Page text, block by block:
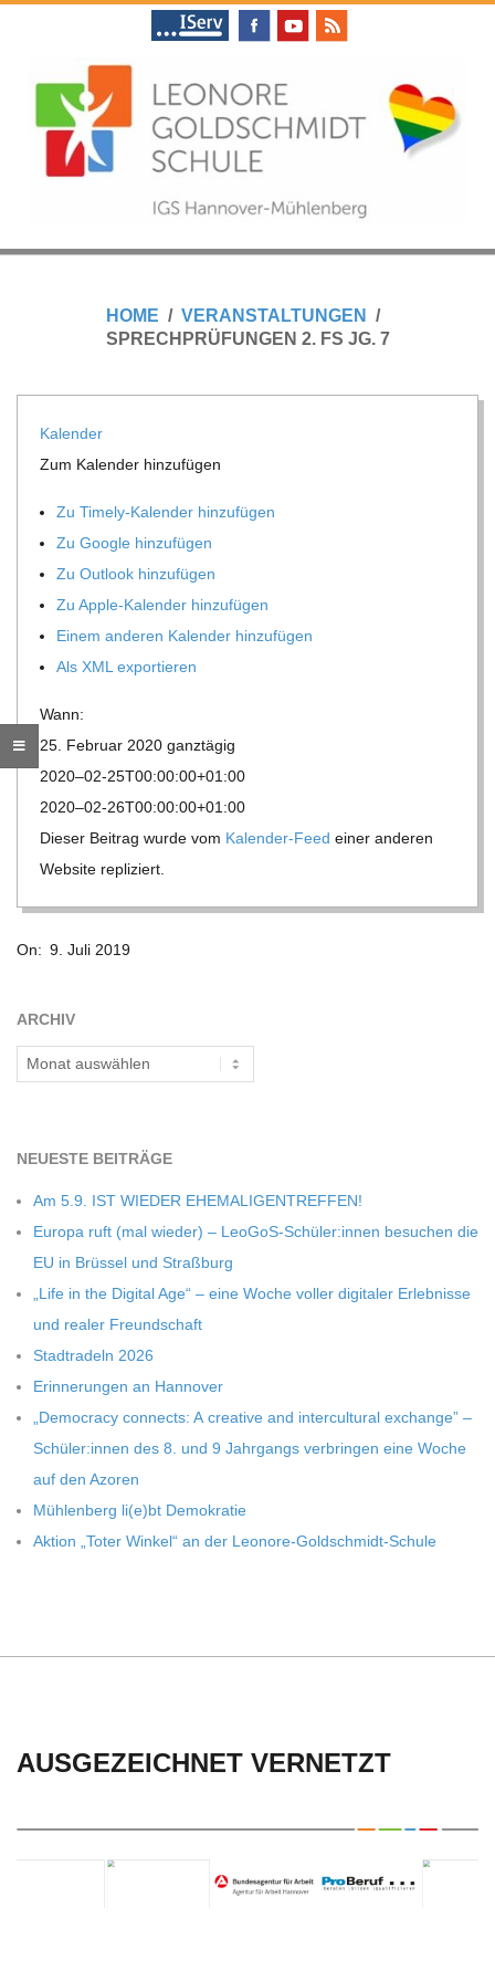
L
N
O
R
E
G
O
L
D
S
C
H
M
I
D
T
-
S
C
H
E
HOME
VERANSTALTUNGEN
SPRECHPRÜFUNGEN 2. FS JG. 7
Kalen­der
Zum Kalen­der hinzufügen
Zu Timely-Kalen­der hinzufügen
Zu Google hinzufügen
Zu Out­look hinzufügen
Zu Apple-Kalen­der hinzufügen
Einem ande­ren Kalen­der hinzufügen
Als XML exportieren
Wann:
25. Februar 2020 ganz­tä­gig
2020–02-25T00:00:00+01:00
2020–02-26T00:00:00+01:00
Die­ser Bei­trag wurde vom Kalen­der-Feed einer ande­ren
Web­site repliziert.
07-
On: 9. Juli 2019
ARCHIV
Archiv
NEU­ESTE BEITRÄGE
Am 5.9. IST WIEDER EHEMALIGENTREFFEN!
Europa ruft (mal wie­der) – LeoGoS-Schüler:innen besu­chen die
EU in Brüs­sel und Straßburg
„Life in the Digi­tal Age“ – eine Woche vol­ler digi­ta­ler Erleb­nisse
und rea­ler Freundschaft
Stadt­ra­deln 2026
Erin­ne­run­gen an Hannover
„Demo­cracy con­nects: A crea­tive and inter­cul­tu­ral exch­ange” –
Schüler:innen des 8. und 9 Jahr­gangs ver­brin­gen eine Woche
auf den Azoren
Müh­len­berg li(e)bt Demokratie
Aktion „Toter Win­kel“ an der Leonore-Goldschmidt-Schule
AUSGEZEICHNET VERNETZT